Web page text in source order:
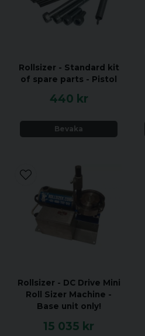
Rollsizer - Standard kit
of spare parts - Pistol
440 kr
Bevaka
Rollsizer - DC Drive Mini
Roll Sizer Machine -
Base unit only!
15 035 kr